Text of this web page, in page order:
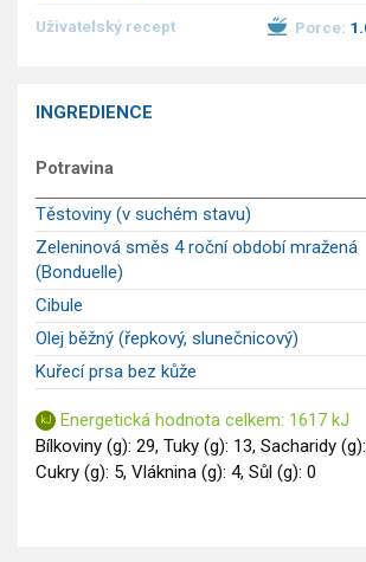
Omáčky
Saláty
Sladké pokrmy
Dezerty
Nápoje
Ostatní
Dětské recepty
GLP-1 recepty
Uživatelský recept Porce:
INGREDIENCE
Potravina
Těstoviny (v suchém stavu)
Zeleninová směs 4 roční období mražená
(Bonduelle)
Cibule
Olej běžný (řepkový, slunečnicový)
Kuřecí prsa bez kůže
Energetická hodnota celkem: 1617 kJ
Bílkoviny (g): 29, Tuky (g): 13, Sacharidy
Cukry (g): 5, Vláknina (g): 4, Sůl (g): 0